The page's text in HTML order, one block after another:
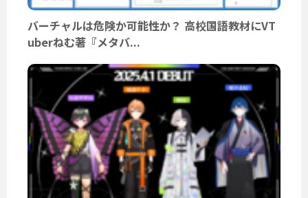
バーチャルは危険か可能性か？ 高校国語教材にVT
uberねむ著『メタバ...